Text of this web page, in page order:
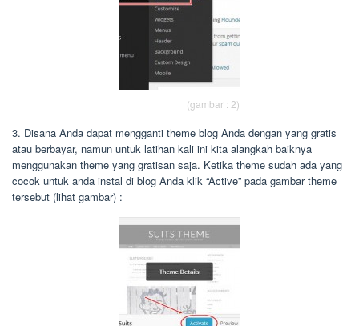
(gambar : 2)
3. Disana Anda dapat mengganti theme blog Anda dengan yang gratis
atau berbayar, namun untuk latihan kali ini kita alangkah baiknya
menggunakan theme yang gratisan saja. Ketika theme sudah ada yang
cocok untuk anda instal di blog Anda klik “Active” pada gambar theme
tersebut (lihat gambar) :